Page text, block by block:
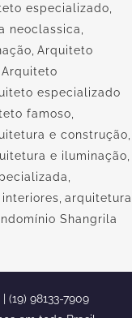
especializado
neoclassica
Arquiteto
Arquiteto
especializado
famoso
e construção
e iluminação
arquitetura
Shangrila
| (19) 98133-7909